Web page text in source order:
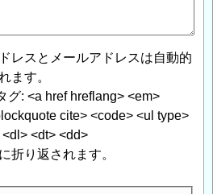
レスとメールアドレスは自動的
ます。
グ: <a href hreflang> <em>
cite> <code> <ul type>
<dt> <dd>
折り返されます。